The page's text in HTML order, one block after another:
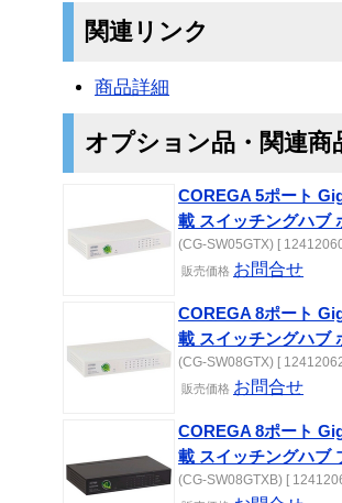
関連リンク
商品詳細
オプション品・関連商
COREGA 5ポート
載 スイッチングハブ
(CG-SW05GTX) [
販売価格 お問合せ
COREGA 8ポート
載 スイッチングハブ
(CG-SW08GTX) [
販売価格 お問合せ
COREGA 8ポート
載 スイッチングハブ
(CG-SW08GTXB) [